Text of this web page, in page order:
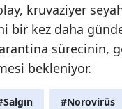
kruvaziyer
bir kez daha
sürecinin,
bekleniyor.
#Norovirüs